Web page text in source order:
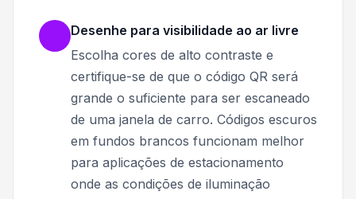
Desenhe para visibilidade ao ar livre
Escolha cores de alto contraste e
certifique-se de que o código QR será
grande o suficiente para ser escaneado
de uma janela de carro. Códigos escuros
em fundos brancos funcionam melhor
para aplicações de estacionamento
onde as condições de iluminação